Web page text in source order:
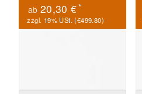
ab 20,30 €*
zzgl. 19% USt. (€499.80)